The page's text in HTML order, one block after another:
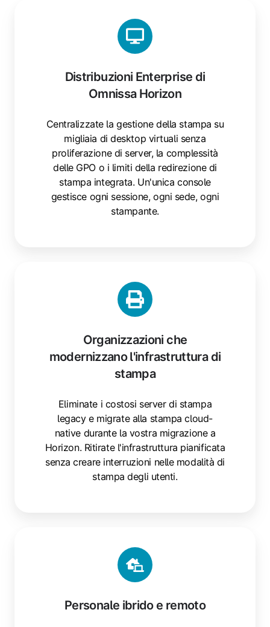
Distribuzioni Enterprise di
Omnissa Horizon
Centralizzate la gestione della stampa su
migliaia di desktop virtuali senza
proliferazione di server, la complessità
delle GPO o i limiti della redirezione di
stampa integrata. Un'unica console
gestisce ogni sessione, ogni sede, ogni
stampante.
Organizzazioni che
modernizzano l'infrastruttura di
stampa
Eliminate i costosi server di stampa
legacy e migrate alla stampa cloud-
native durante la vostra migrazione a
Horizon. Ritirate l'infrastruttura pianificata
senza creare interruzioni nelle modalità di
stampa degli utenti.
Personale ibrido e remoto